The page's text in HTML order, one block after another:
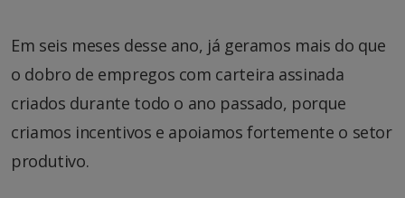
Em seis meses desse ano, já geramos mais do que
o dobro de empregos com carteira assinada
criados durante todo o ano passado, porque
criamos incentivos e apoiamos fortemente o setor
produtivo.